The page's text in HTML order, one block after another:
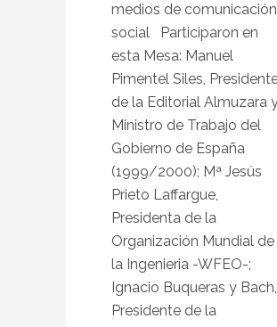
medios de comunicación
social Participaron en
esta Mesa: Manuel
Pimentel Siles,
de la Editorial Almuzara
Ministro de Trabajo del
Gobierno de España
(1999/2000); Mª Jesús
Prieto Laffargue,
Presidenta de la
Organización Mundial de
la Ingenieria -WFEO-;
Ignacio Buqueras y Bach,
Presidente de la